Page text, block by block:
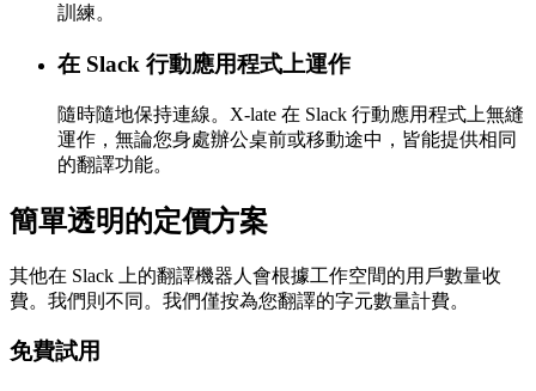
訓練。
在 Slack 行動應用程式上運作
隨時隨地保持連線。X-late 在 Slack 行動應用程式上無縫
運作，無論您身處辦公桌前或移動途中，皆能提供相同
的翻譯功能。
簡單透明的定價方案
其他在 Slack 上的翻譯機器人會根據工作空間的用戶數量收
費。 我們則不同。 我們僅按為您翻譯的字元數量計費。
免費試用